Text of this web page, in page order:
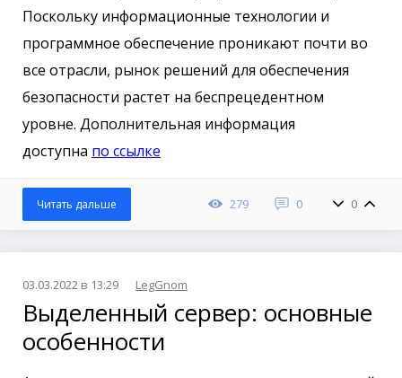
Поскольку информационные технологии и
программное обеспечение проникают почти во
все отрасли, рынок решений для обеспечения
безопасности растет на беспрецедентном
уровне. Дополнительная информация
доступна по ссылке
279 0 0
Читать дальше
03.03.2022 в 13:29 LegGnom
Выделенный сервер: основные
особенности